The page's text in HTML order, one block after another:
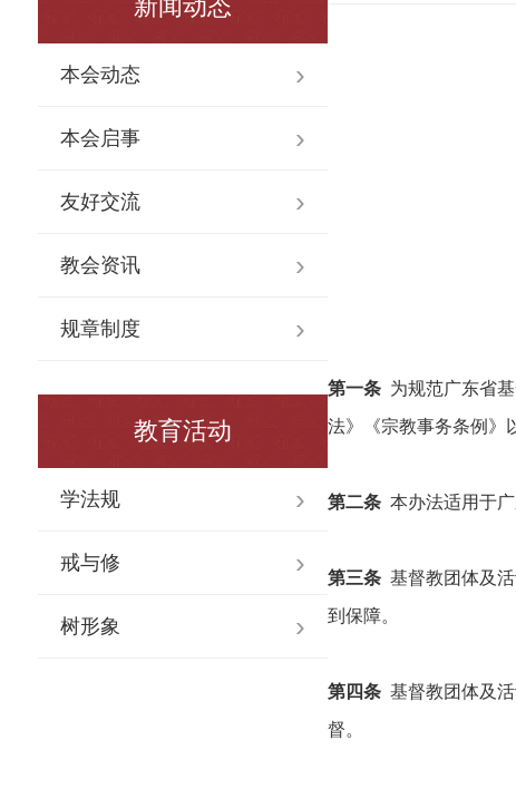
新闻动态
本会动态
本会启事
友好交流
教会资讯
规章制度
教育活动
学法规
戒与修
树形象
第一条 为规范广东省
法》《宗教事务条例》
第二条 本办法适用于
第三条基督教团体及活
到保障。
第四条基督教团体及活
督。